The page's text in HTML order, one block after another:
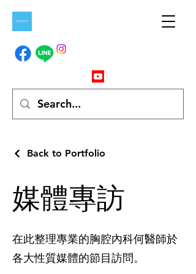
Back to Portfolio
媒體專訪
在此整理專業的胸腔內科何醫師於
各大性質媒體的節目訪問。